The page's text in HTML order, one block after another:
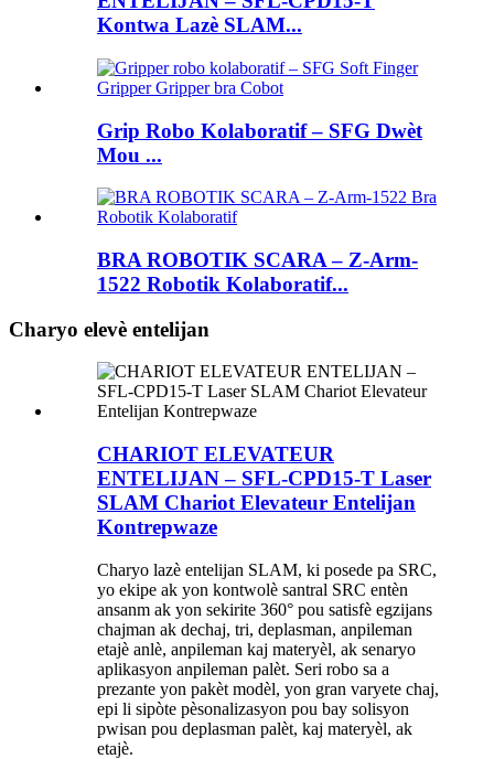
Kontwa Lazè SLAM...
Grip Robo Kolaboratif – SFG Dwèt
Mou ...
BRA ROBOTIK SCARA – Z-Arm-
1522 Robotik Kolaboratif...
Charyo elevè entelijan
CHARIOT ELEVATEUR
ENTELIJAN – SFL-CPD15-T Laser
SLAM Chariot Elevateur Entelijan
Kontrepwaze
Charyo lazè entelijan SLAM, ki posede pa SRC,
yo ekipe ak yon kontwolè santral SRC entèn
ansanm ak yon sekirite 360° pou satisfè egzijans
chajman ak dechaj, tri, deplasman, anpileman
etajè anlè, anpileman kaj materyèl, ak senaryo
aplikasyon anpileman palèt. Seri robo sa a
prezante yon pakèt modèl, yon gran varyete chaj,
epi li sipòte pèsonalizasyon pou bay solisyon
pwisan pou deplasman palèt, kaj materyèl, ak
etajè.